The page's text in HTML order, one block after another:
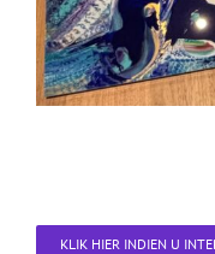
KLIK HIER INDIEN U